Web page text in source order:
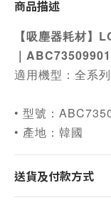
商品描述
【吸塵器耗材】
｜ABC73509901
適用機型：全系
• 型號：
• 產地：韓國
送貨及付款方式